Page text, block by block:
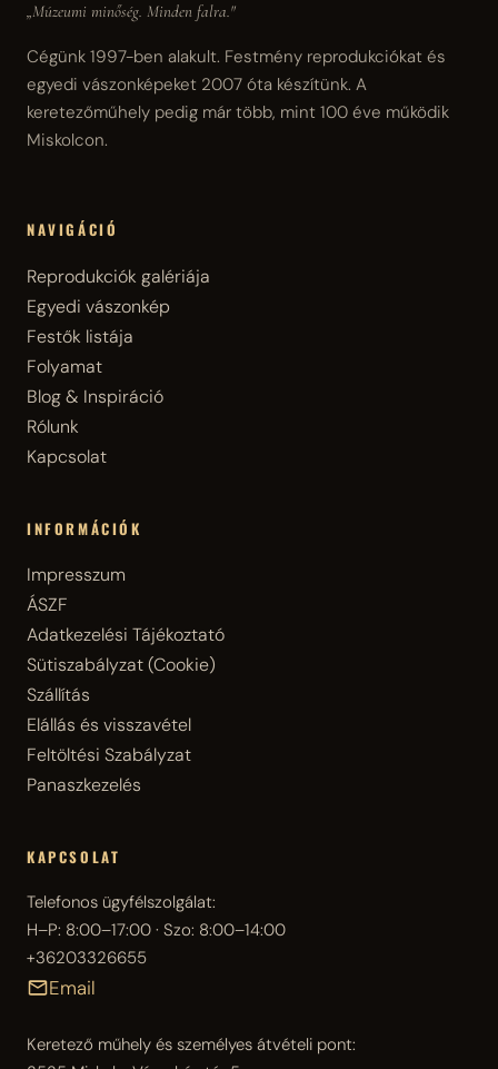
„Múzeumi minőség. Minden falra."
Cégünk 1997-ben alakult. Festmény reprodukciókat és
egyedi vászonképeket 2007 óta készítünk. A
keretezőműhely pedig már több, mint 100 éve működik
Miskolcon.
NAVIGÁCIÓ
Reprodukciók galériája
Egyedi vászonkép
Festők listája
Folyamat
Blog & Inspiráció
Rólunk
Kapcsolat
INFORMÁCIÓK
Impresszum
ÁSZF
Adatkezelési Tájékoztató
Sütiszabályzat (Cookie)
Szállítás
Elállás és visszavétel
Feltöltési Szabályzat
Panaszkezelés
KAPCSOLAT
Telefonos ügyfélszolgálat:
H–P: 8:00–17:00 · Szo: 8:00–14:00
+36203326655
Email
Keretező műhely és személyes átvételi pont: